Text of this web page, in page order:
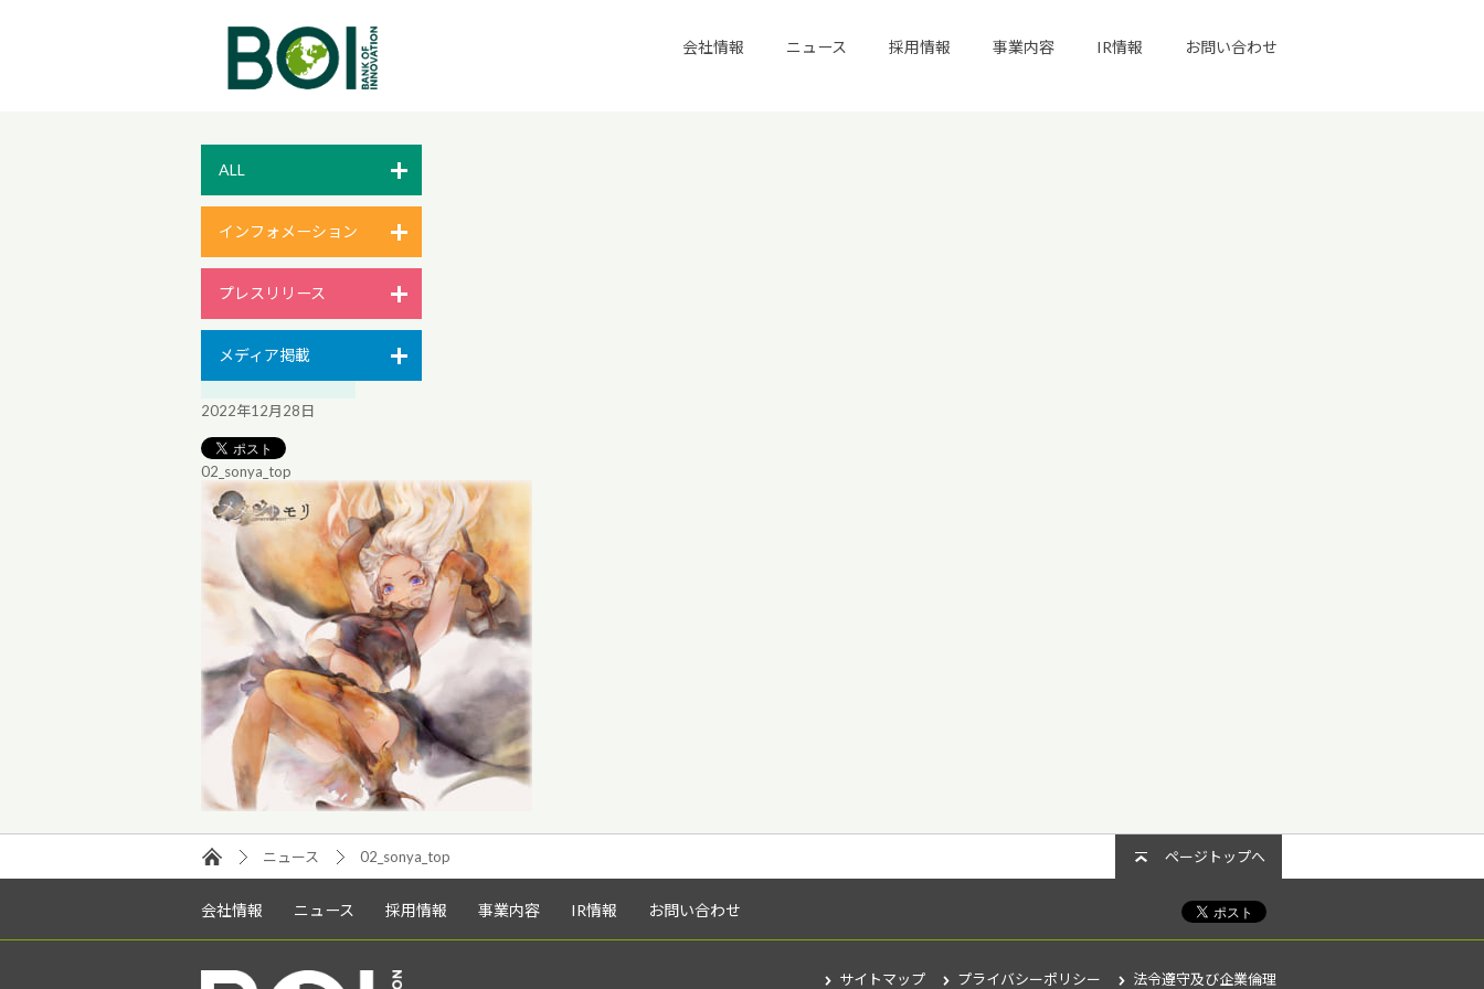
会社情報 ニュース 採用情報 事業内容 IR情報 お問い合わせ
ALL
インフォメーション
プレスリリース
メディア掲載
2022年12月28日
02_sonya_top
ニュース 02_sonya_top ページトップへ
会社情報 ニュース 採用情報 事業内容 IR情報 お問い合わせ
サイトマップ プライバシーポリシー 法令遵守及び企業倫理